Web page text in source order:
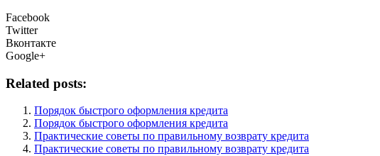
Facebook
Twitter
Вконтакте
Google+
Related posts:
Порядок быстрого оформления кредита
Порядок быстрого оформления кредита
Практические советы по правильному возврату кредита
Практические советы по правильному возврату кредита